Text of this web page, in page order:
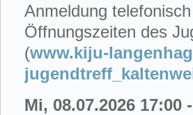
Anmeldung
Öffnungszeiten des
(www.kiju-
Mi, 08.07.2026